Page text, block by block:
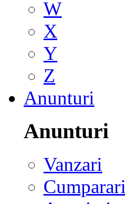
W
X
Y
Z
Anunturi
Anunturi
Vanzari
Cumparari